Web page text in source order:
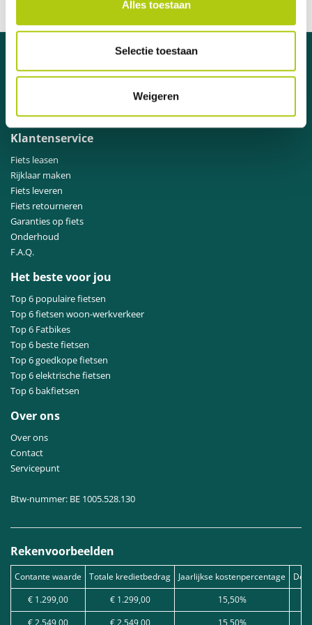
Alles toestaan
Selectie toestaan
Weigeren
Officiële dealer van A-merk fietsen
Neem contact op metonze klantenservice.
Klantenservice
Fiets leasen
Rijklaar maken
Fiets leveren
Fiets retourneren
Garanties op fiets
Onderhoud
F.A.Q.
Het beste voor jou
Top 6 populaire fietsen
Top 6 fietsen woon-werkverkeer
Top 6 Fatbikes
Top 6 beste fietsen
Top 6 goedkope fietsen
Top 6 elektrische fietsen
Top 6 bakfietsen
Over ons
Over ons
Contact
Servicepunt
Btw-nummer: BE 1005.528.130
Rekenvoorbeelden
Contante waarde Totale kredietbedrag Jaarlijkse kostenpercentage
€ 1.299,00
€ 1.299,00
15,50%
€ 2.549,00
€ 2.549,00 15,50%